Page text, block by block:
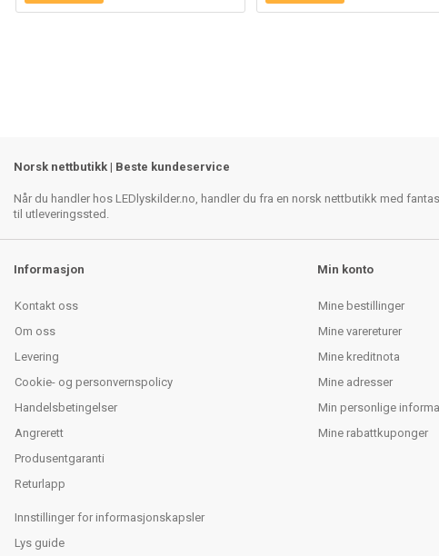
Norsk nettbutikk | Beste kundeservice
Når du handler hos LEDlyskilder.no, handler du fra en norsk nettbutikk med
til utleveringssted.
Informasjon
Kontakt oss
Om oss
Levering
Cookie- og personvernspolicy
Handelsbetingelser
Angrerett
Produsentgaranti
Returlapp
Innstillinger for informasjonskapsler
Lys guide
Min konto
Mine bestillinger
Mine varereturer
Mine kreditnota
Mine adresser
Min personlige
Mine rabattkuponger